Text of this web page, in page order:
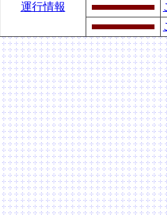
運行情報